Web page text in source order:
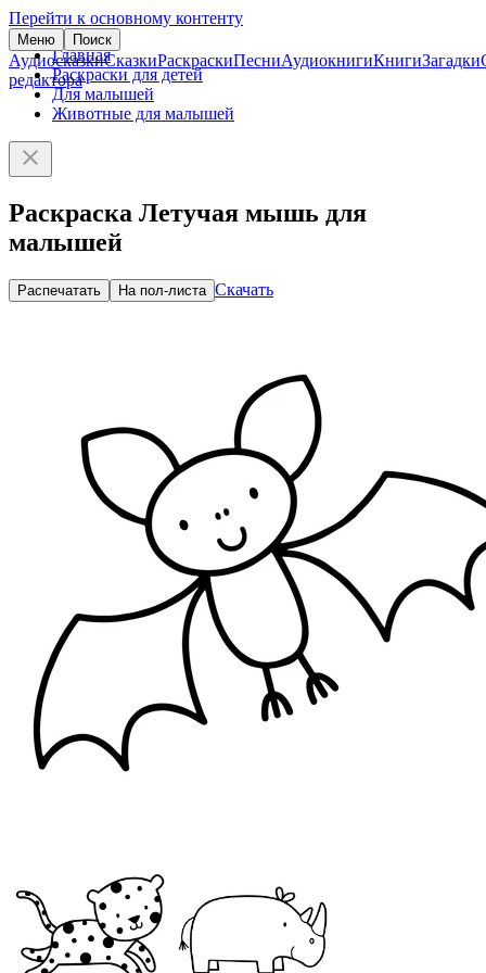
Перейти к основному контенту
Меню Поиск
АудиосказкиСказкиРаскраскиПесниАудиокнигиКнигиЗагадки
редактора
Главная
Раскраски для детей
Для малышей
Животные для малышей
Раскраска Летучая мышь для
малышей
Распечатать На пол-листа Скачать